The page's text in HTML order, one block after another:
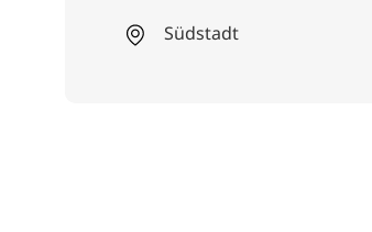
Südstadt